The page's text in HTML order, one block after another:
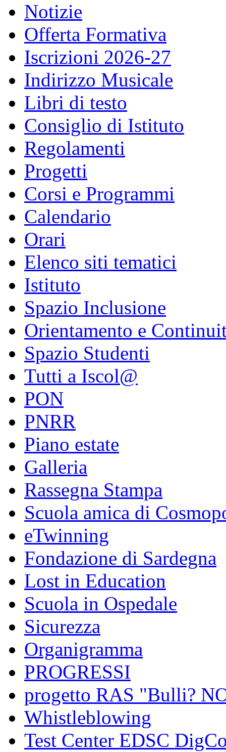
Notizie
Offerta Formativa
Iscrizioni 2026-27
Indirizzo Musicale
Libri di testo
Consiglio di Istituto
Regolamenti
Progetti
Corsi e Programmi
Calendario
Orari
Elenco siti tematici
Istituto
Spazio Inclusione
Orientamento e
Spazio Studenti
Tutti a Iscol@
PON
PNRR
Piano estate
Galleria
Rassegna Stampa
Scuola amica di
eTwinning
Fondazione di Sardegna
Lost in Education
Scuola in Ospedale
Sicurezza
Organigramma
PROGRESSI
progetto RAS "Bulli?
Whistleblowing
Test Center EDSC